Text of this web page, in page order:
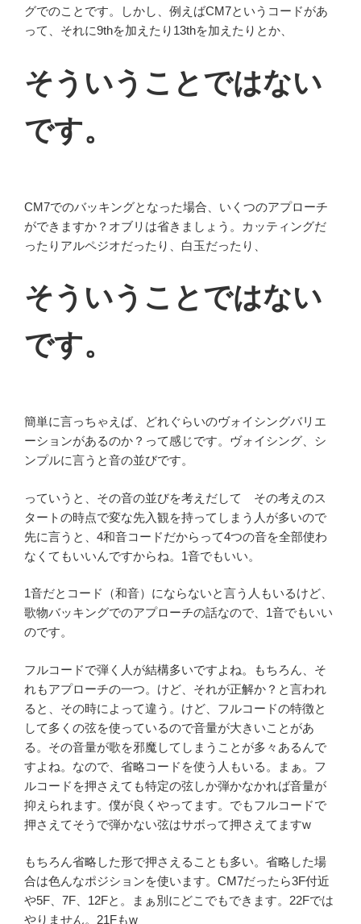
グでのことです。しかし、例えばCM7というコードがあ
って、それに9thを加えたり13thを加えたりとか、
そういうことではない
です。
CM7でのバッキングとなった場合、いくつのアプローチ
ができますか？オブリは省きましょう。カッティングだ
ったりアルペジオだったり、白玉だったり、
そういうことではない
です。
簡単に言っちゃえば、どれぐらいのヴォイシングバリエ
ーションがあるのか？って感じです。ヴォイシング、シ
ンプルに言うと音の並びです。
っていうと、その音の並びを考えだして その考えのス
タートの時点で変な先入観を持ってしまう人が多いので
先に言うと、4和音コードだからって4つの音を全部使わ
なくてもいいんですからね。1音でもいい。
1音だとコード（和音）にならないと言う人もいるけど、
歌物バッキングでのアプローチの話なので、1音でもいい
のです。
フルコードで弾く人が結構多いですよね。もちろん、そ
れもアプローチの一つ。けど、それが正解か？と言われ
ると、その時によって違う。けど、フルコードの特徴と
して多くの弦を使っているので音量が大きいことがあ
る。その音量が歌を邪魔してしまうことが多々あるんで
すよね。なので、省略コードを使う人もいる。まぁ。フ
ルコードを押さえても特定の弦しか弾かなかれば音量が
抑えられます。僕が良くやってます。でもフルコードで
押さえてそうで弾かない弦はサボって押さえてますw
もちろん省略した形で押さえることも多い。省略した場
合は色んなポジションを使います。CM7だったら3F付近
や5F、7F、12Fと。まぁ別にどこでもできます。22Fでは
やりません。21Fもw